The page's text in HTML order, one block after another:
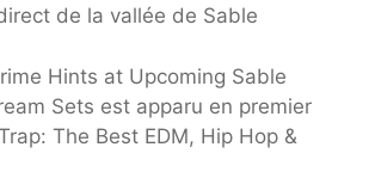
de la vallée de Sable
Hints at Upcoming Sable
Sets est apparu en premier
The Best EDM, Hip Hop &